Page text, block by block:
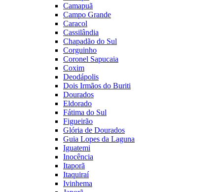
Camapuã
Campo Grande
Caracol
Cassilândia
Chapadão do Sul
Corguinho
Coronel Sapucaia
Coxim
Deodápolis
Dois Irmãos do Buriti
Dourados
Eldorado
Fátima do Sul
Figueirão
Glória de Dourados
Guia Lopes da Laguna
Iguatemi
Inocência
Itaporã
Itaquiraí
Ivinhema